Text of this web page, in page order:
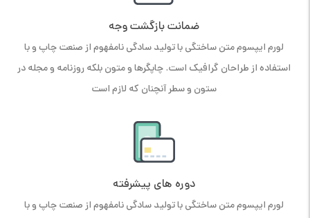
ضمانت بازگشت وجه
لورم ایپسوم متن ساختگی با تولید سادگی نامفهوم از صنعت چاپ و با
استفاده از طراحان گرافیک است. چاپگرها و متون بلکه روزنامه و مجله در
ستون و سطر آنچنان که لازم است
دوره های پیشرفته
لورم ایپسوم متن ساختگی با تولید سادگی نامفهوم از صنعت چاپ و با